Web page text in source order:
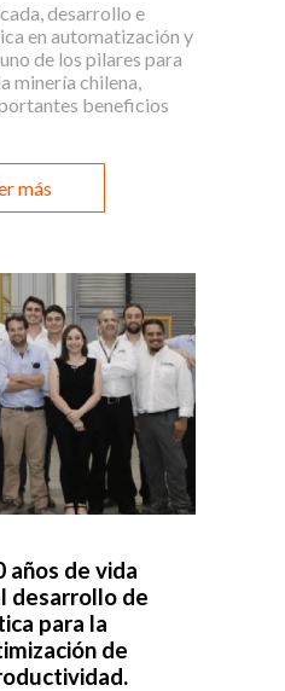
desarrollo e
en automatización y
de los pilares para
minería chilena,
beneficios
más
años de vida
desarrollo de
para la
de